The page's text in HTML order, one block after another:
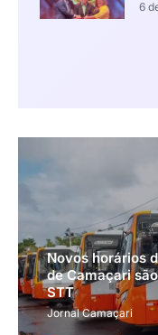
6
Novos horários
de Camaçari
STT
Jornal Camaçari